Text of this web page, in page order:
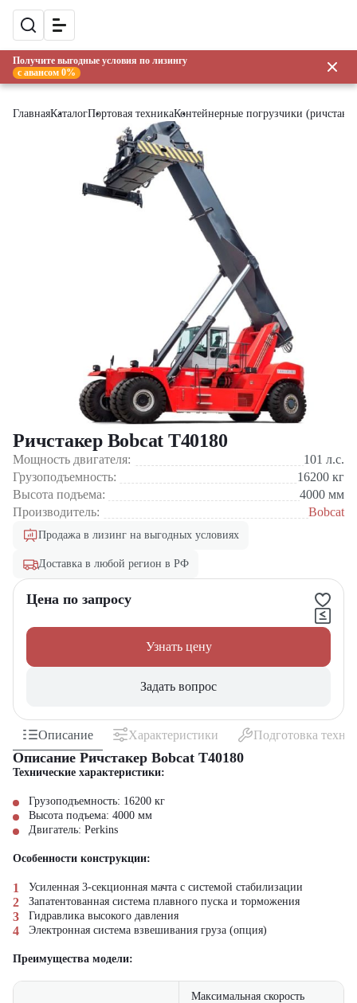
Получите выгодные условия по лизингу
с авансом 0%
ГлавнаяКаталогПортовая техникаКонтейнерные погрузчики
Ричстакер Bobcat T40180
Мощность двигателя: 101 л.с.
Грузоподъемность:
16200 кг
Высота подъема:
4000 мм
Производитель:
Bobcat
Продажа в лизинг на выгодных условиях
Доставка в любой регион в РФ
Цена по запросу
Узнать цену
Задать вопрос
Описание Характеристики Подготовка
Описание Ричстакер Bobcat T40180
Технические характеристики:
Грузоподъемность: 16200 кг
Высота подъема: 4000 мм
Двигатель: Perkins
Особенности конструкции:
Усиленная 3-секционная мачта с системой стабилизации
Запатентованная система плавного пуска и торможения
Гидравлика высокого давления
Электронная система взвешивания груза (опция)
Преимущества модели:
Максимальная скорость